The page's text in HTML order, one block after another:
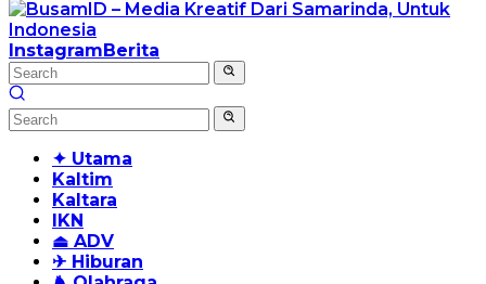
InstagramBerita
✦ Utama
Kaltim
Kaltara
IKN
⏏ ADV
✈ Hiburan